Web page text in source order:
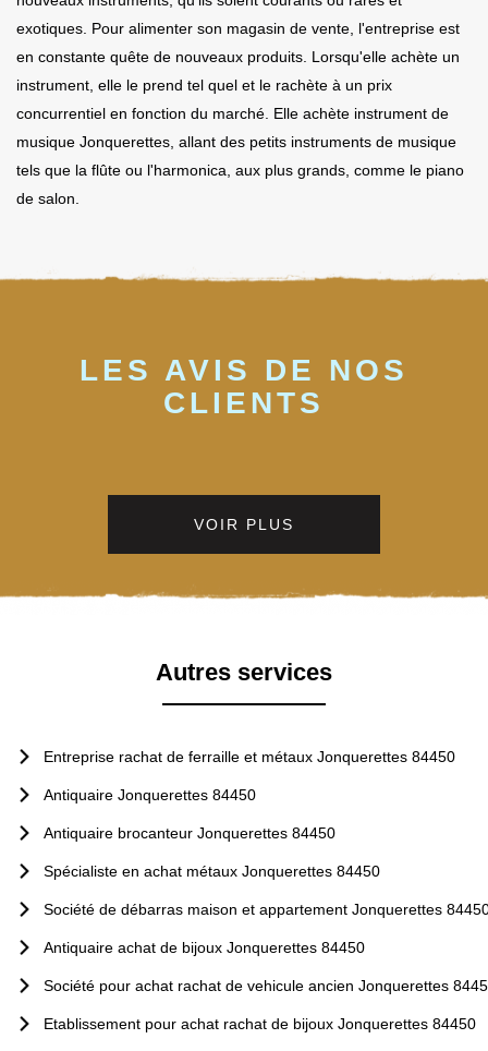
exotiques. Pour alimenter son magasin de vente, l'entreprise est
en constante quête de nouveaux produits. Lorsqu'elle achète un
instrument, elle le prend tel quel et le rachète à un prix
concurrentiel en fonction du marché. Elle achète instrument de
musique Jonquerettes, allant des petits instruments de musique
tels que la flûte ou l'harmonica, aux plus grands, comme le piano
de salon.
LES AVIS DE NOS
CLIENTS
VOIR PLUS
Autres services
Entreprise rachat de ferraille et métaux Jonquerettes 84450
Antiquaire Jonquerettes 84450
Antiquaire brocanteur Jonquerettes 84450
Spécialiste en achat métaux Jonquerettes 84450
Société de débarras maison et appartement Jonquerettes
Antiquaire achat de bijoux Jonquerettes 84450
Société pour achat rachat de vehicule ancien Jonquerettes
Etablissement pour achat rachat de bijoux Jonquerettes 84450